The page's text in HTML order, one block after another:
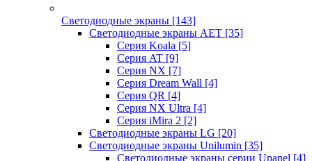
Светодиодные экраны [143]
Светодиодные экраны AET [35]
Cерия Koala [5]
Серия AT [9]
Серия NX [7]
Серия Dream Wall [4]
Серия QR [4]
Серия NX Ultra [4]
Серия iMira 2 [2]
Светодиодные экраны LG [20]
Светодиодные экраны Unilumin [35]
Светодиодные экраны серии Upanel [4]